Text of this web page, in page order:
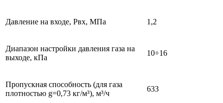
Давление на входе, Pвх, МПа 1,2
Диапазон настройки давления газа на
выходе, кПа
10÷16
Пропускная способность (для газа
плотностью g=0,73 кг/м³), м³/ч
633